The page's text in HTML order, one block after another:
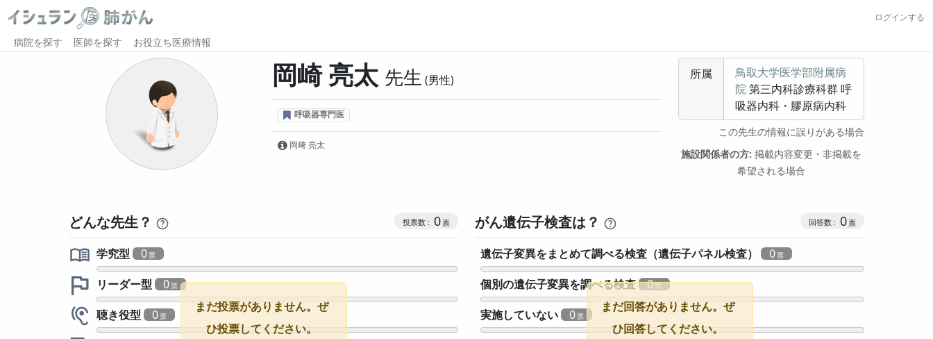
ログインする
病院を探す 医師を探す お役立ち医療情報
岡崎 亮太 先生 男性
呼吸器専門医
岡﨑 亮太
所属
鳥取大学医学部附属病
院 第三内科診療科群 呼
吸器内科・膠原病内科
この先生の情報に誤りがある場合
施設関係者の方: 掲載内容変更・非掲載を
希望される場合
どんな先生？ コミュニケーション・タイプ投票数
0
学究型
0
リーダー型
0
聴き役型
0
まだ投票がありません。ぜ
ひ投票してください。
がん遺伝子検査は？ 0
遺伝子変異をまとめて調べる検査（遺伝子パネル検査）
0
個別の遺伝子変異を調べる検査
0
実施していない
0
まだ回答がありません。ぜ
ひ回答してください。